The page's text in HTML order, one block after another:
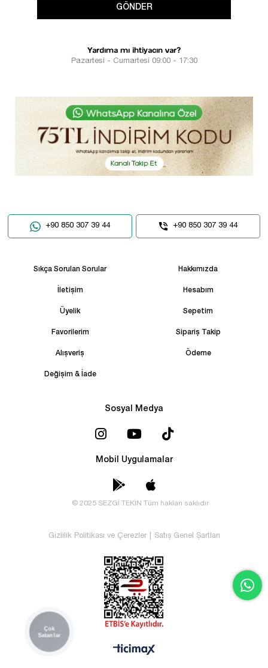
GÖNDER
Yardıma mı ihtiyacın var?
Pazartesi - Cumartesi 09:00 - 17:30
+90 850 307 39 44 +90 850 307 39 44
Sıkça Sorulan Sorular Hakkımızda
İletişim Hesabım
Üyelik Sepetim
Favorilerim Sipariş Takip
Alışveriş Ödeme
Değişim & İade
Sosyal Medya
Mobil Uygulamalar
© 2025 SEZGİ TEKİN Tüm hakları saklıdır
Gizlilik Politikası ve Çerezler Satış Genel Şartları
Çok
Satanlar